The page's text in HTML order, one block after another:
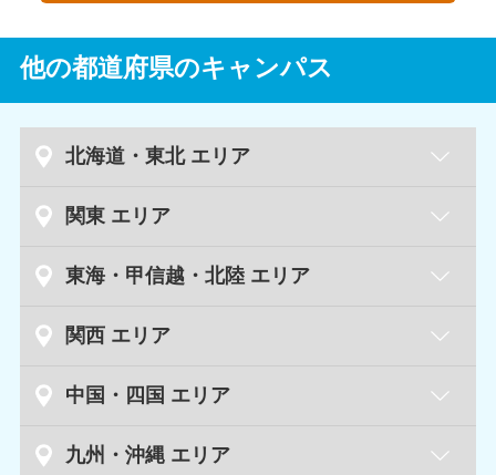
他の都道府県のキャンパス
北海道・東北 エリア
北海道
札幌大通キャンパス
岩手県
宮城県
仙台新寺通キャンパス
関東 エリア
茨城県
水戸キャンパス
栃木県
東武宇都宮キャンパス
東海・甲信越・北陸 エリア
新潟県
新潟キャンパス
関西 エリア
滋賀県 滋賀草津キャンパス
京都府
京都四条烏丸キャンパス
中国・四国 エリア
岡山県
倉敷キャンパス
九州・沖縄 エリア